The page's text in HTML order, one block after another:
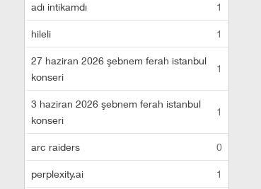
adı intikamdı 1
hileli 1
27 haziran 2026 şebnem ferah istanbul
konseri
1
3 haziran 2026 şebnem ferah istanbul
konseri
1
arc raiders 0
perplexity.ai 1